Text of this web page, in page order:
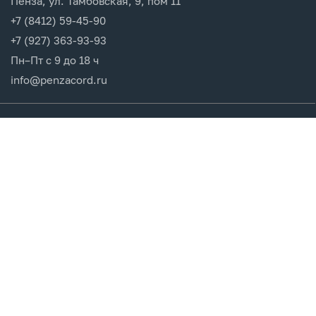
+7 (8412) 59-45-90
+7 (927) 363-93-93
Пн–Пт с 9 до 18 ч
info@penzacord.ru
Производители